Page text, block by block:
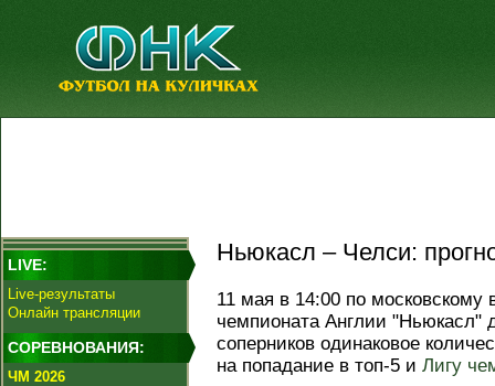
LIVE:
Live-результаты
Онлайн трансляции
СОРЕВНОВАНИЯ:
ЧМ 2026
Ньюкасл – Челси:
11 мая в 14:00 по московскому
чемпионата Англии "Ньюкасл"
соперников одинаковое
на попадание в топ-5 и Лигу